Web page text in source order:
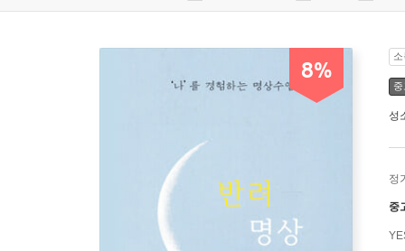
8%
성
정
중